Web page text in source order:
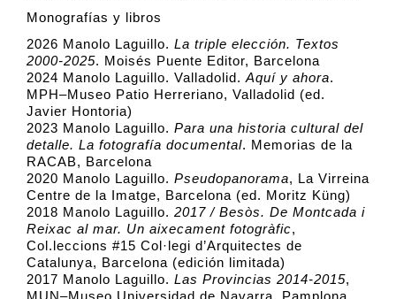
Monografías y libros
2026 Manolo Laguillo. La triple elección. Textos
2000-2025. Moisés Puente Editor, Barcelona
2024 Manolo Laguillo. Valladolid. Aquí y ahora.
MPH–Museo Patio Herreriano, Valladolid (ed.
Javier Hontoria)
2023 Manolo Laguillo. Para una historia cultural del
detalle. La fotografía documental. Memorias de la
RACAB, Barcelona
2020 Manolo Laguillo. Pseudopanorama, La Virreina
Centre de la Imatge, Barcelona (ed. Moritz Küng)
2018 Manolo Laguillo. 2017 / Besòs. De Montcada i
Reixac al mar. Un aixecament fotogràfic,
Col.leccions #15 Col·legi d’Arquitectes de
Catalunya, Barcelona (edición limitada)
2017 Manolo Laguillo. Las Provincias 2014-2015,
MUN–Museo Universidad de Navarra, Pamplona